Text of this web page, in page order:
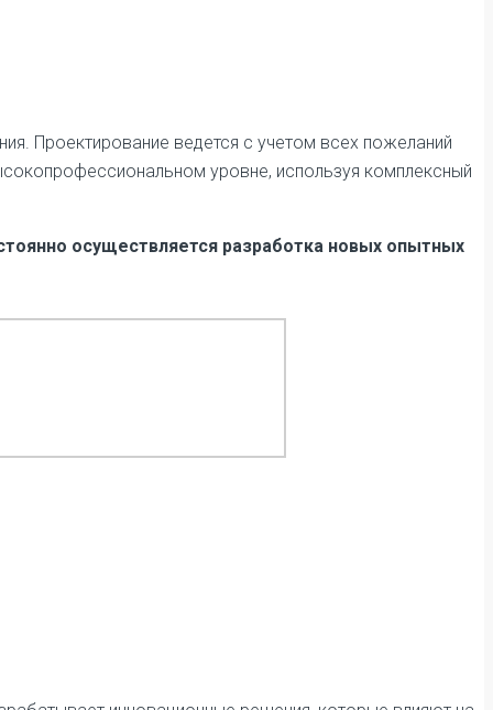
Проектирование ведется с учетом всех пожеланий
уровне, используя комплексный
осуществляется разработка новых опытных